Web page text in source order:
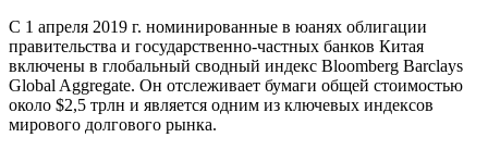
С 1 апреля 2019 г. номинированные в юанях облигации
правительства и государственно-частных банков Китая
включены в глобальный сводный индекс Bloomberg Barclays
Global Aggregate. Он отслеживает бумаги общей стоимостью
около $2,5 трлн и является одним из ключевых индексов
мирового долгового рынка.